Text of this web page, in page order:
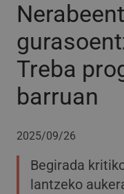
Treba
barruan
2025/09/26
Begirada
lantzeko